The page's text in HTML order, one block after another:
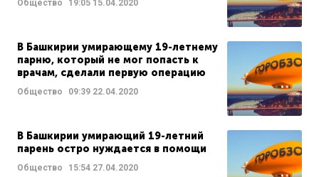
Общество 19:05 15.04.2020
В Башкирии умирающему 19-летнему
парню, который не мог попасть к
врачам, сделали первую операцию
Общество 09:39 22.04.2020
В Башкирии умирающий 19-летний
парень остро нуждается в помощи
Общество 15:54 27.04.2020